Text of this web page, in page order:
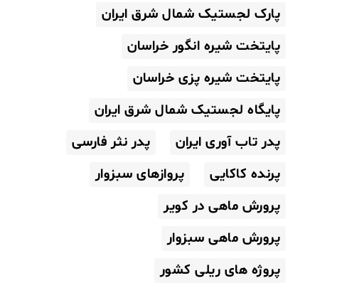
پارک لجستیک شمال شرق ایران
پایتخت شیره انگور خراسان
پایتخت شیره پزی خراسان
پایگاه لجستیک شمال شرق ایران
پدر تاب آوری ایران
پدر نثر فارسی
پرنده کاکایی
پروازهای سبزوار
پرورش ماهی در کویر
پرورش ماهی سبزوار
پروژه های ریلی کشور